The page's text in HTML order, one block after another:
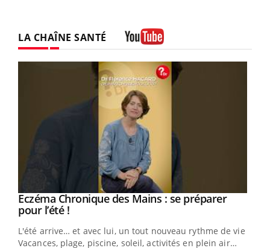
LA CHAÎNE SANTÉ
Youtube
Eczéma Chronique des Mains : se préparer
pour l’été !Youtube
L'été arrive… et avec lui, un tout nouveau rythme de vie !
Vacances, plage, piscine, soleil, activités en plein air…